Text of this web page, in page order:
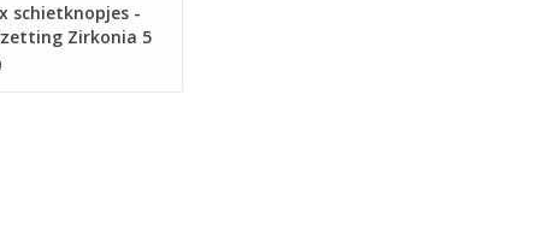
schietknopjes -
Zirkonia 5
0100 (123)